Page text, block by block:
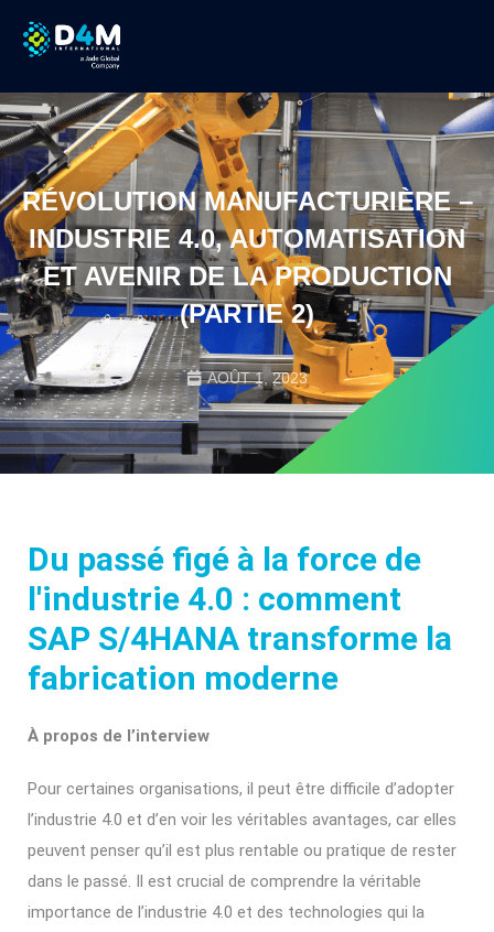
RÉVOLUTION MANUFACTURIÈRE –
INDUSTRIE 4.0, AUTOMATISATION
ET AVENIR DE LA PRODUCTION
(PARTIE 2)
AOÛT 1, 2023
Du passé figé à la force de
l'industrie 4.0 : comment
SAP S/4HANA transforme la
fabrication moderne
À propos de l’interview
Pour certaines organisations, il peut être difficile d’adopter
l’industrie 4.0 et d’en voir les véritables avantages, car elles
peuvent penser qu’il est plus rentable ou pratique de rester
dans le passé. Il est crucial de comprendre la véritable
importance de l’industrie 4.0 et des technologies qui la